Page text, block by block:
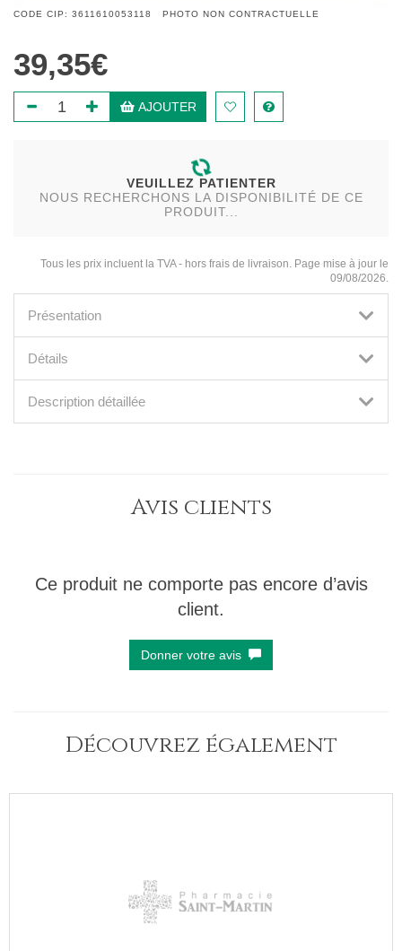
CODE CIP: 3611610053118 PHOTO NON CONTRACTUELLE
39,35€
AJOUTER
VEUILLEZ PATIENTER
NOUS RECHERCHONS LA DISPONIBILITÉ DE CE
PRODUIT...
Tous les prix incluent la TVA - hors frais de livraison. Page mise à jour le
09/08/2026.
Présentation
Détails
Description détaillée
Avis clients
Ce produit ne comporte pas encore d’avis
client.
Donner votre avis
Découvrez également